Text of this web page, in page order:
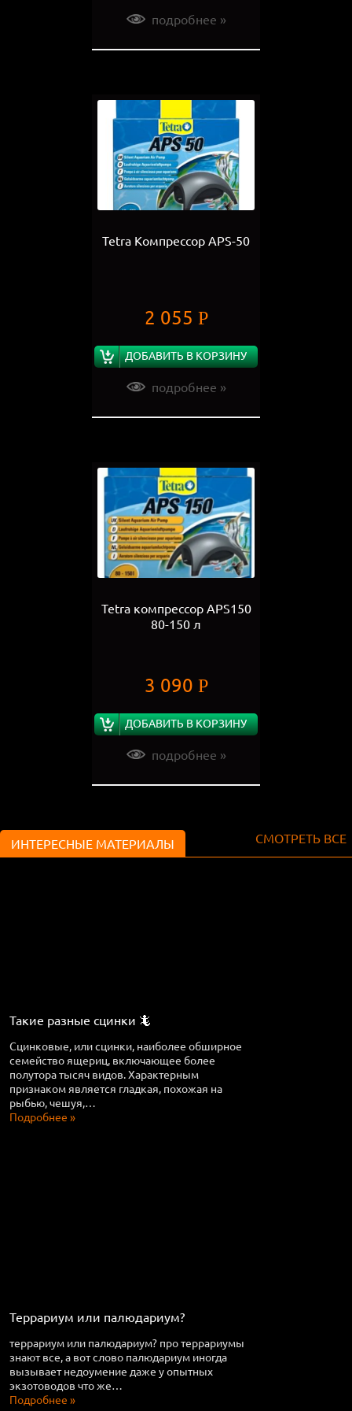
подробнее »
Tetra Компрессор АРS-50
2 055 Р
ДОБАВИТЬ В КОРЗИНУ
подробнее »
Tetra компрессор AРS150
80-150 л
3 090 Р
ДОБАВИТЬ В КОРЗИНУ
подробнее »
ИНТЕРЕСНЫЕ МАТЕРИАЛЫ СМОТРЕТЬ ВСЕ
Такие разные сцинки 🦎
Сцинковые, или сцинки, наиболее обширное
семейство ящериц, включающее более
полутора тысяч видов. Характерным
признаком является гладкая, похожая на
рыбью, чешуя,…
Подробнее »
Террариум или палюдариум?
террариум или палюдариум? про террариумы
знают все, а вот слово палюдариум иногда
вызывает недоумение даже у опытных
экзотоводов что же…
Подробнее »